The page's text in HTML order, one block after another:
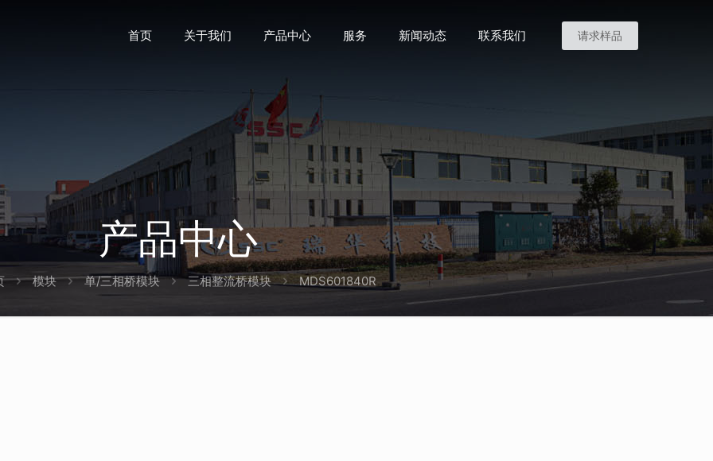
首页 关于我们 产品中心 服务 新闻动态 联系我们 请求样品
产品中心
模块 单/三相桥模块 三相整流桥模块 MDS601840R